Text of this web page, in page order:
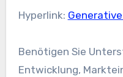
Hyperlink:
Benötigen Sie
Entwicklung,